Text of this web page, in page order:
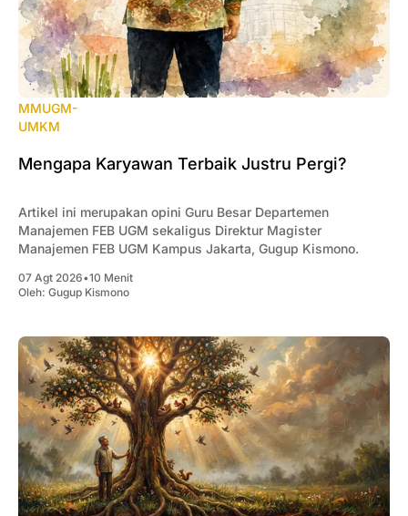
MMUGM-
UMKM
Mengapa Karyawan Terbaik Justru Pergi?
Artikel ini merupakan opini Guru Besar Departemen
Manajemen FEB UGM sekaligus Direktur Magister
Manajemen FEB UGM Kampus Jakarta, Gugup Kismono.
07 Agt 2026•10 Menit
Oleh: Gugup Kismono